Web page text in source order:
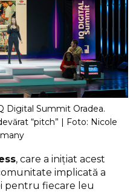
Digital Summit Oradea.
“pitch” | Foto: Nicole
, care a inițiat acest
implicată a
pentru fiecare leu